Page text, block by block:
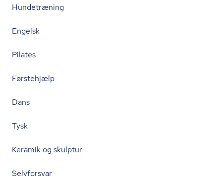
Hundetræning
Engelsk
Pilates
Førstehjælp
Dans
Tysk
Keramik og skulptur
Selvforsvar